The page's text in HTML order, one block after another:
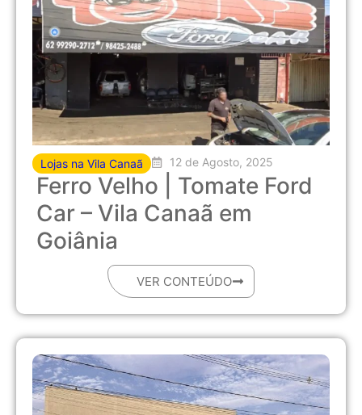
Lojas na Vila Canaã 12 de Agosto, 2025
Ferro Velho | Tomate Ford
Car – Vila Canaã em
Goiânia
VER CONTEÚDO